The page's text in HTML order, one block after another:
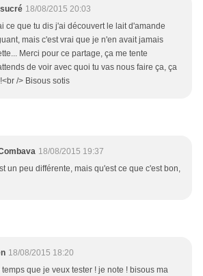
18/08/2015 20:03
ce que tu dis j'ai découvert le lait d'amande
mais c'est vrai que je n'en avait jamais
Merci pour ce partage, ça me tente
de voir avec quoi tu vas nous faire ça, ça
/> Bisous sotis
18/08/2015 19:37
un peu différente, mais qu'est ce que c'est bon,
18/08/2015 18:20
que je veux tester ! je note ! bisous ma